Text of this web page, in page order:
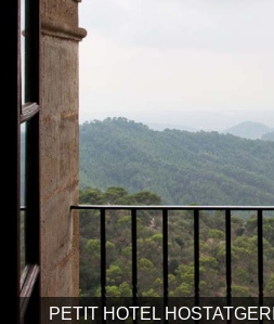
PETIT HOTEL